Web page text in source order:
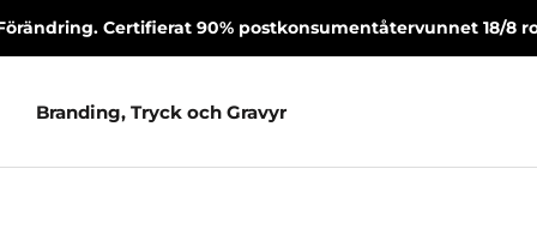
Certifierat 90% postkonsumentåtervunnet 18/8
Branding, Tryck och Gravyr